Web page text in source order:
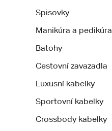
Spisovky
Manikúra a pedikúra
Batohy
Cestovní zavazadla
Luxusní kabelky
Sportovní kabelky
Crossbody kabelky